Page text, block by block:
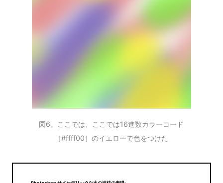
図6。ここでは、ここでは16進数カラーコード
［#ffff00］のイエローで色をつけた